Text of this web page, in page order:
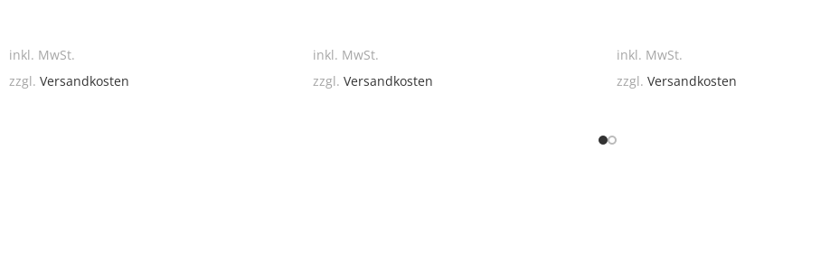
inkl. MwSt.
zzgl. Versandkosten
inkl. MwSt.
zzgl. Versandkosten
inkl. MwSt.
zzgl. Versandkosten